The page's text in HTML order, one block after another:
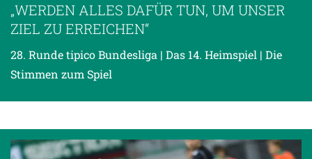
„WERDEN ALLES DAFÜR TUN, UM UNSER
ZIEL ZU ERREICHEN“
28. Runde tipico Bundesliga | Das 14. Heimspiel | Die
Stimmen zum Spiel